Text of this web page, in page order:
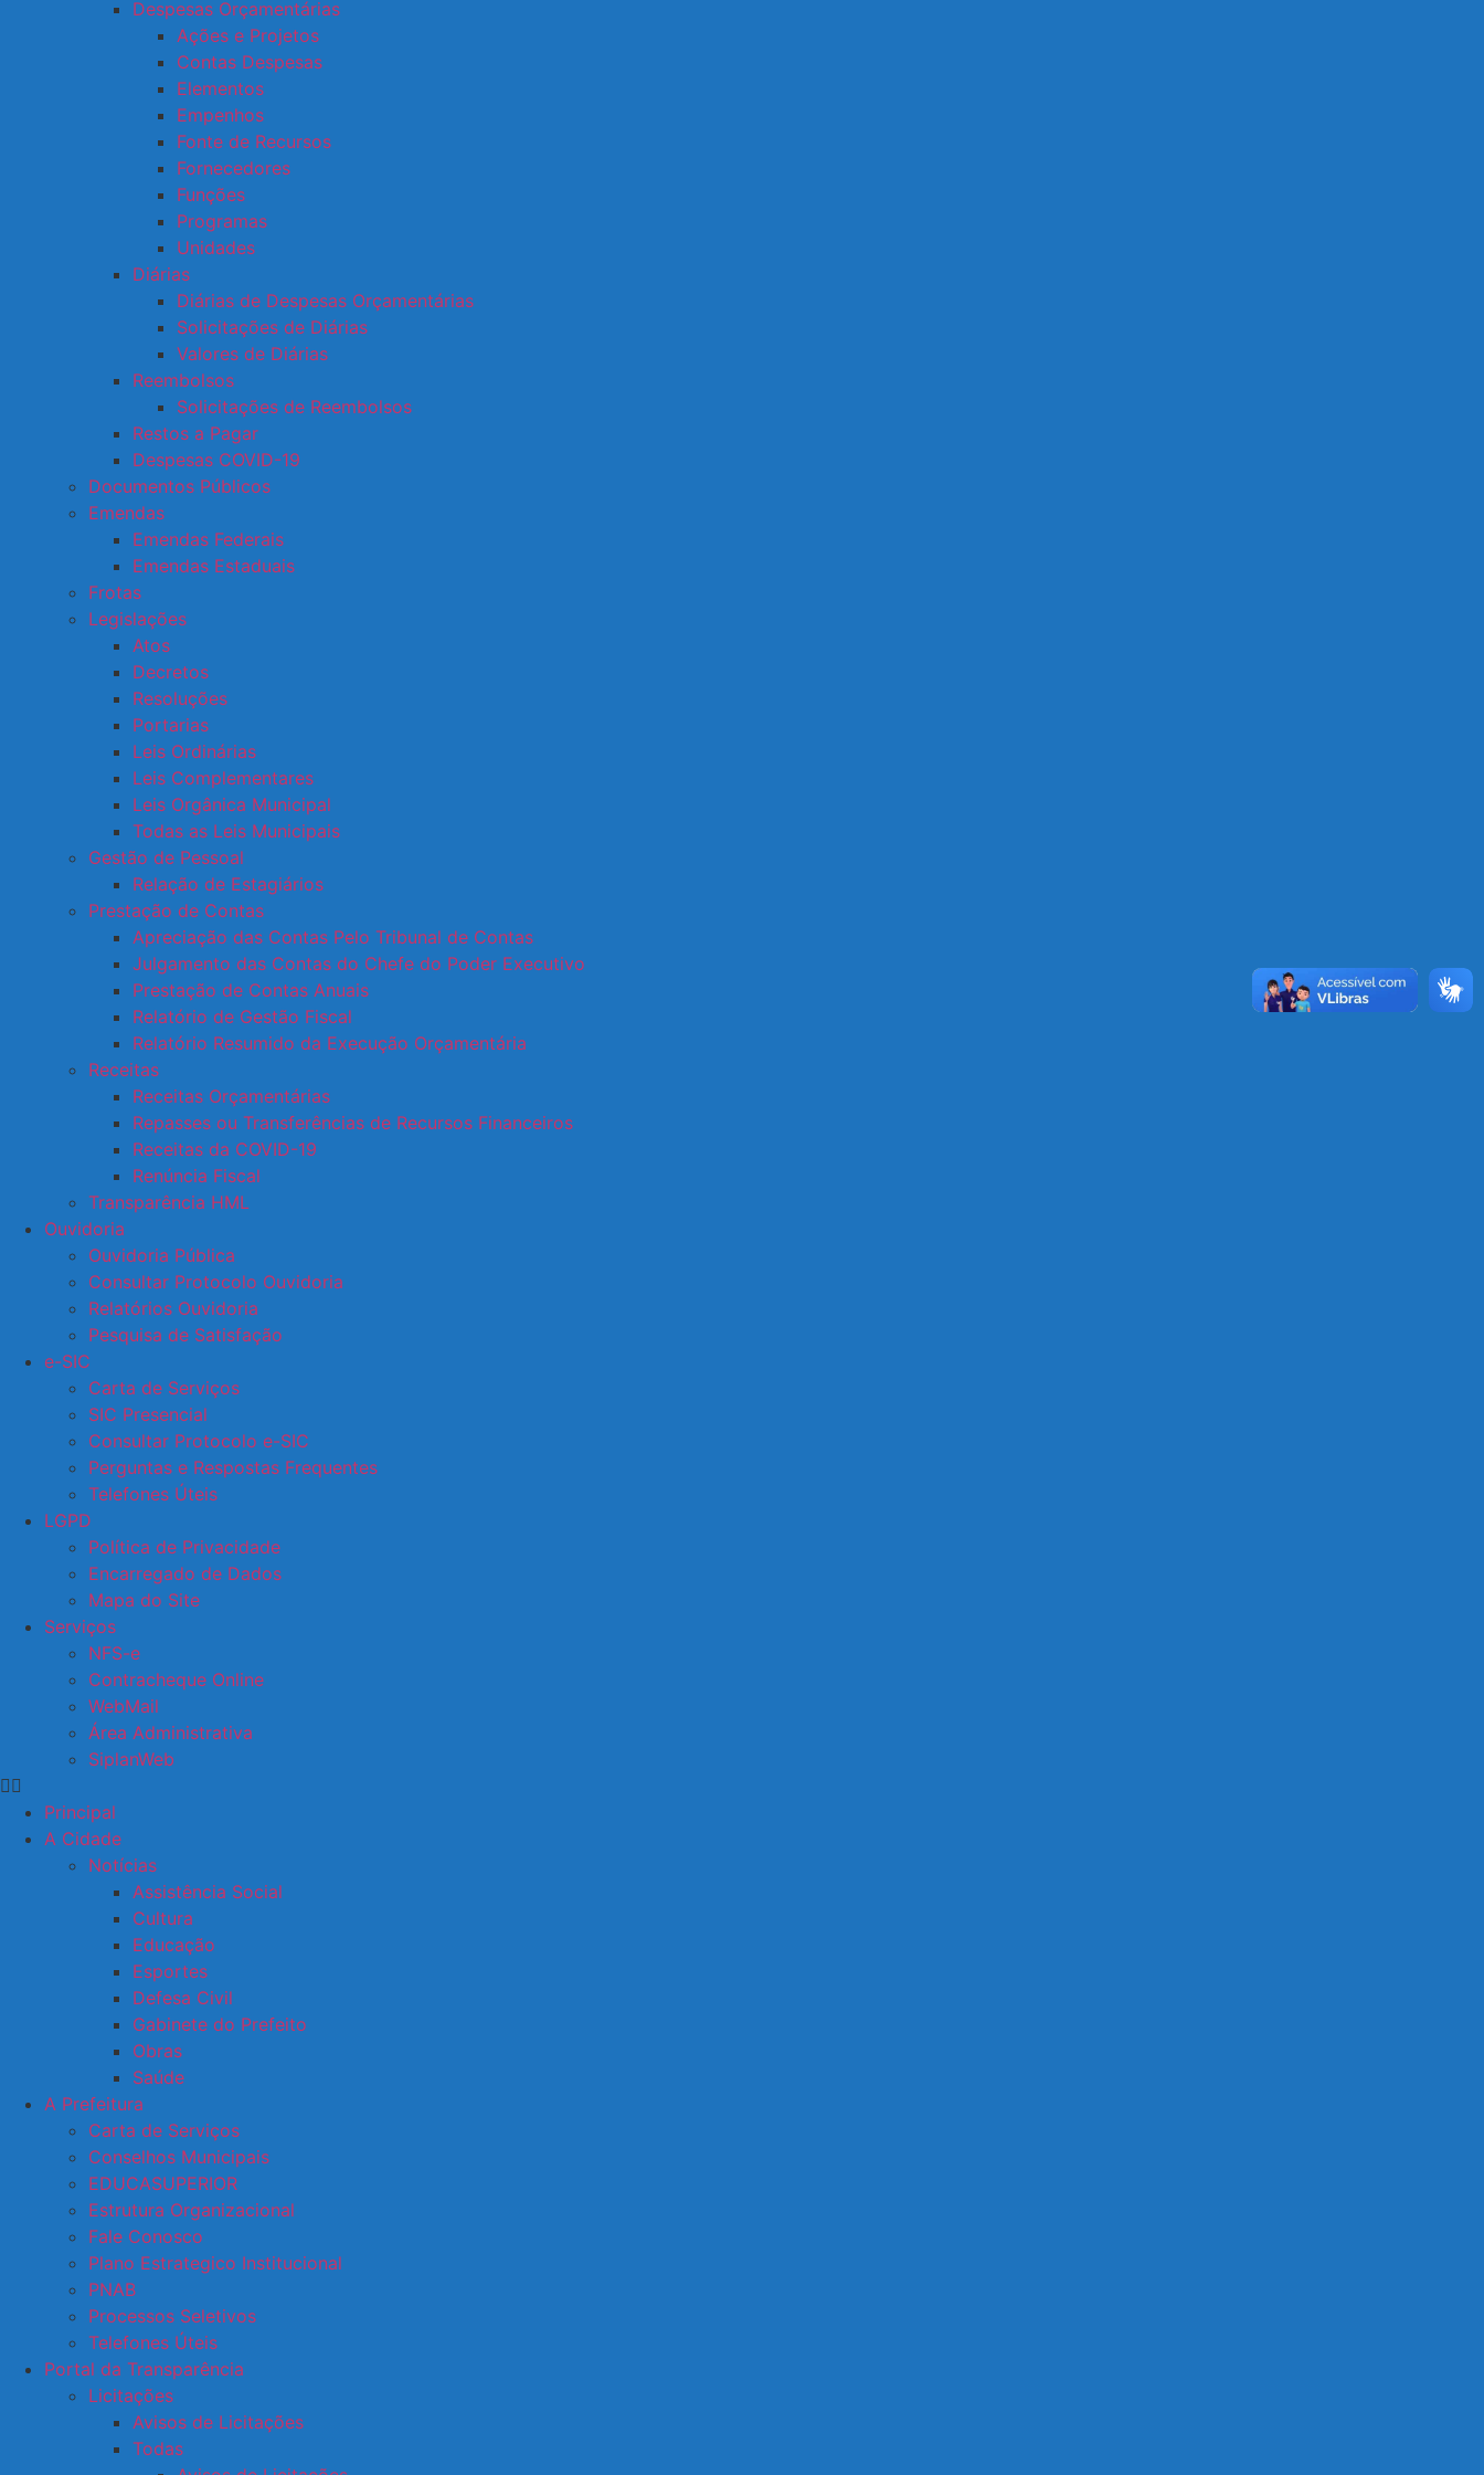
Despesas Orçamentárias
Ações e Projetos
Contas Despesas
Elementos
Empenhos
Fonte de Recursos
Fornecedores
Funções
Programas
Unidades
Diárias
Diárias de Despesas Orçamentárias
Solicitações de Diárias
Valores de Diárias
Reembolsos
Solicitações de Reembolsos
Restos a Pagar
Despesas COVID-19
Documentos Públicos
Emendas
Emendas Federais
Emendas Estaduais
Frotas
Legislações
Atos
Decretos
Resoluções
Portarias
Leis Ordinárias
Leis Complementares
Leis Orgânica Municipal
Todas as Leis Municipais
Gestão de Pessoal
Relação de Estagiários
Prestação de Contas
Apreciação das Contas Pelo Tribunal de Contas
Julgamento das Contas do Chefe do Poder Executivo
Prestação de Contas Anuais
Relatório de Gestão Fiscal
Relatório Resumido da Execução Orçamentária
Receitas
Receitas Orçamentárias
Repasses ou Transferências de Recursos Financeiros
Receitas da COVID-19
Renúncia Fiscal
Transparência HML
Ouvidoria
Ouvidoria Pública
Consultar Protocolo Ouvidoria
Relatórios Ouvidoria
Pesquisa de Satisfação
e-SIC
Carta de Serviços
SIC Presencial
Consultar Protocolo e-SIC
Perguntas e Respostas Frequentes
Telefones Úteis
LGPD
Política de Privacidade
Encarregado de Dados
Mapa do Site
Serviços
NFS-e
Contracheque Online
WebMail
Área Administrativa
SiplanWeb
Principal
A Cidade
Notícias
Assistência Social
Cultura
Educação
Esportes
Defesa Civil
Gabinete do Prefeito
Obras
Saúde
A Prefeitura
Carta de Serviços
Conselhos Municipais
EDUCASUPERIOR
Estrutura Organizacional
Fale Conosco
Plano Estrategico Institucional
PNAB
Processos Seletivos
Telefones Úteis
Portal da Transparência
Licitações
Avisos de Licitações
Todas